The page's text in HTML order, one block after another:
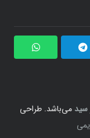
سید می‌باشد. طراحی